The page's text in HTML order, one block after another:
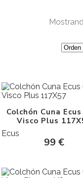
Colchón Cuna
Visco Plus
Ecus
99 €